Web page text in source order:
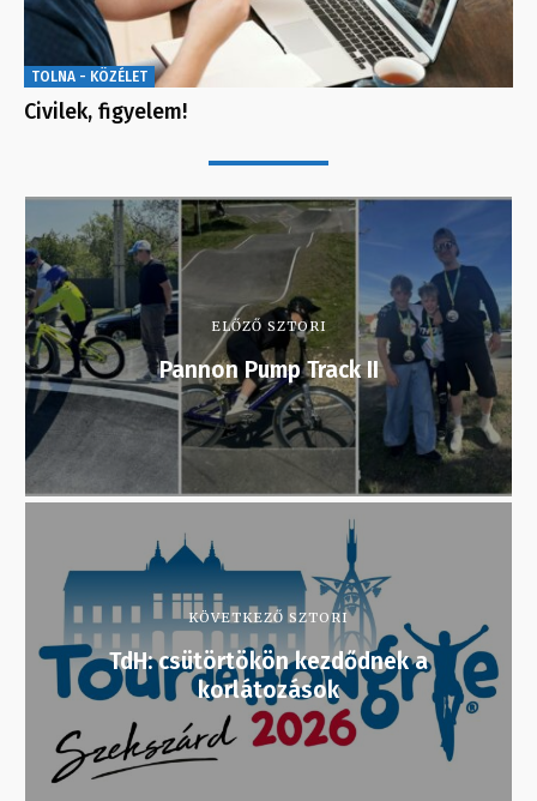
TOLNA - KÖZÉLET
Civilek, figyelem!
ELŐZŐ SZTORI
Pannon Pump Track II
KÖVETKEZŐ SZTORI
TdH: csütörtökön kezdődnek a
korlátozások